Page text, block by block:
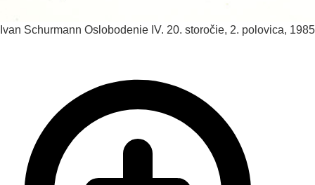
Ivan Schurmann Oslobodenie IV. 20. storočie, 2. polovica, 1985